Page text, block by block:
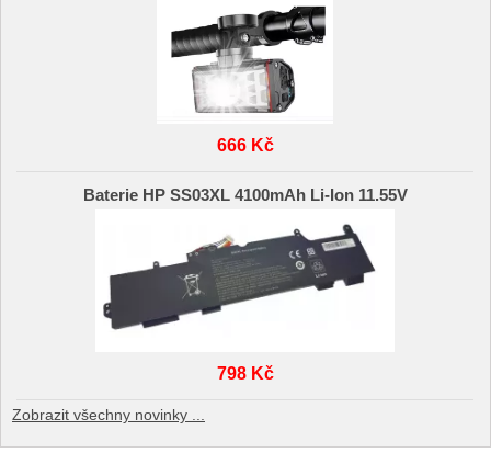
666 Kč
Baterie HP SS03XL 4100mAh Li-Ion 11.55V
798 Kč
Zobrazit všechny novinky ...